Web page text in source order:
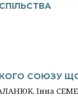
СОЮЗУ
Інна